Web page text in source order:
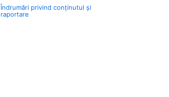
Îndrumări privind conținutul și
raportare